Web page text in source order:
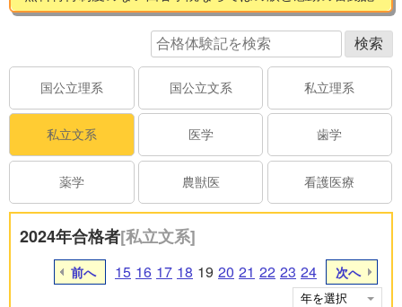
国公立理系 国公立文系 私立理系
私立文系 医学 歯学
薬学 農獣医 看護医療
2024年合格者[私立文系]
前へ 15 16 17 18 19 20 21 22 23 24 次へ